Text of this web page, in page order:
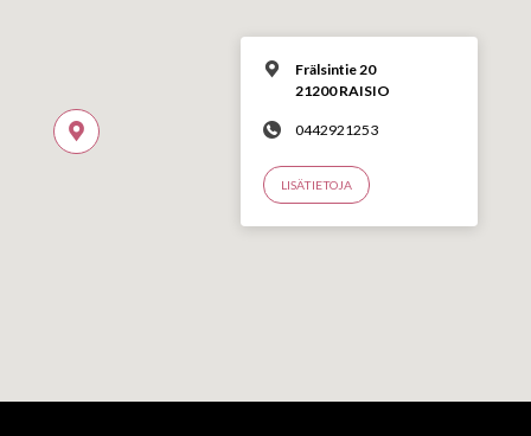
Frälsintie 20
21200 RAISIO
0442921253
LISÄTIETOJA